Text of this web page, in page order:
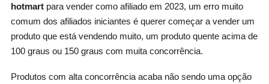
hotmartpara vender como afiliado em 2023, um erro muito
comum dos afiliados iniciantes é querer começar a vender um
produto que está vendendo muito, um produto quente acima de
100 graus ou 150 graus com muita concorrência.
Produtos com alta concorrência acaba não sendo uma opção